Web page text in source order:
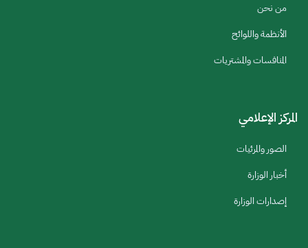
من نحن
الأنظمة واللوائح
المنافسات والمشتريات
المركز الإعلامي
الصور والمرئيات
أخبار الوزارة
إصدارات الوزارة